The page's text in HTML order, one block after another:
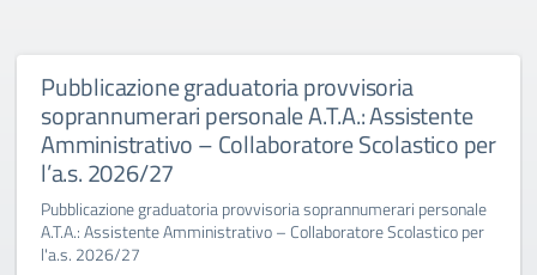
Pubblicazione graduatoria provvisoria
soprannumerari personale A.T.A.: Assistente
Amministrativo – Collaboratore Scolastico per
l’a.s. 2026/27
Pubblicazione graduatoria provvisoria soprannumerari personale
A.T.A.: Assistente Amministrativo – Collaboratore Scolastico per
l'a.s. 2026/27